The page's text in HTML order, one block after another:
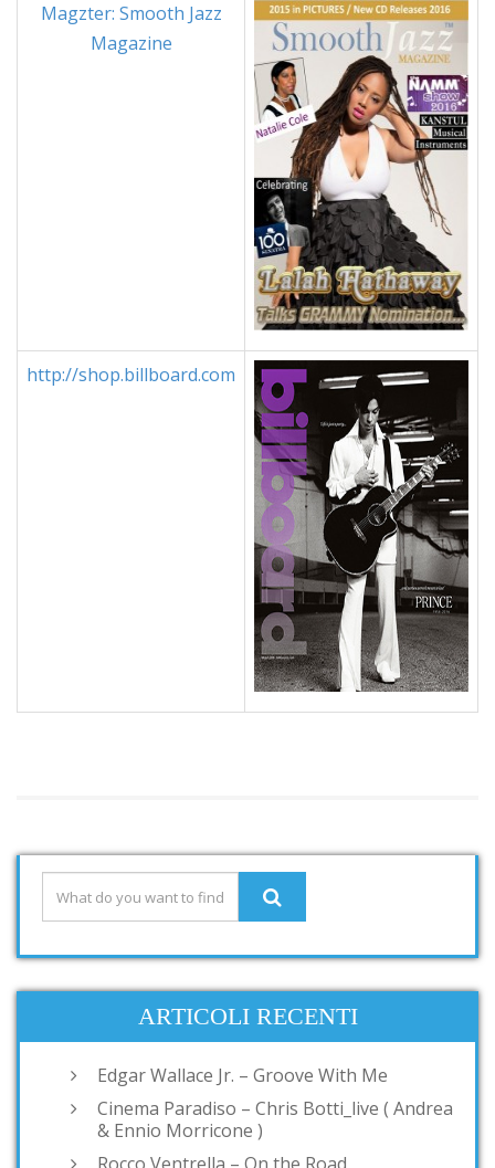
Magzter: Smooth Jazz
Magazine
http://shop.billboard.com
ARTICOLI RECENTI
Edgar Wallace Jr. – Groove With Me
Cinema Paradiso – Chris Botti_live ( Andrea
& Ennio Morricone )